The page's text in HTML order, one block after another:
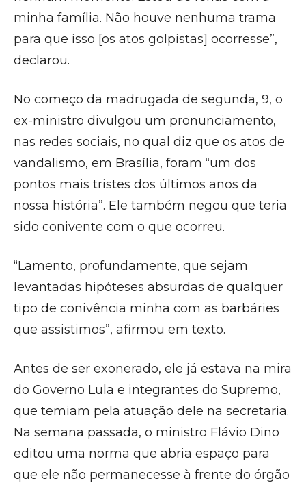
minha família. Não houve nenhuma trama
para que isso [os atos golpistas] ocorresse”,
declarou.
No começo da madrugada de segunda, 9, o
ex-ministro divulgou um pronunciamento,
nas redes sociais, no qual diz que os atos de
vandalismo, em Brasília, foram “um dos
pontos mais tristes dos últimos anos da
nossa história”. Ele também negou que teria
sido conivente com o que ocorreu.
“Lamento, profundamente, que sejam
levantadas hipóteses absurdas de qualquer
tipo de conivência minha com as barbáries
que assistimos”, afirmou em texto.
Antes de ser exonerado, ele já estava na mira
do Governo Lula e integrantes do Supremo,
que temiam pela atuação dele na secretaria.
Na semana passada, o ministro Flávio Dino
editou uma norma que abria espaço para
que ele não permanecesse à frente do órgão